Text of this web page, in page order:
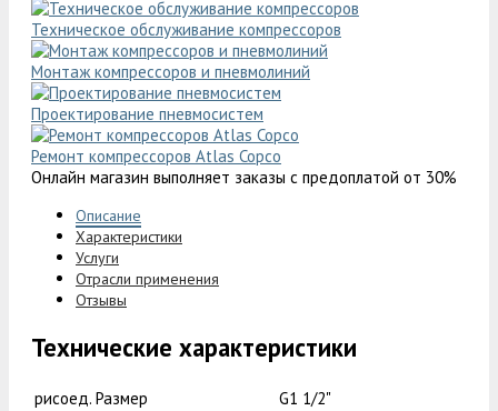
Техническое обслуживание компрессоров
Монтаж компрессоров и пневмолиний
Проектирование пневмосистем
Ремонт компрессоров Atlas Copco
Онлайн магазин выполняет заказы с предоплатой от 30%
Описание
Характеристики
Услуги
Отрасли применения
Отзывы
Технические характеристики
рисоед. Размер
G1 1/2"